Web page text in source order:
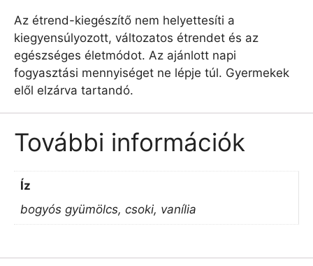
Az étrend-kiegészítő nem helyettesíti a
kiegyensúlyozott, változatos étrendet és az
egészséges életmódot. Az ajánlott napi
fogyasztási mennyiséget ne lépje túl. Gyermekek
elől elzárva tartandó.
További információk
Íz
bogyós gyümölcs, csoki, vanília